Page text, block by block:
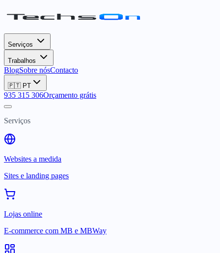
Serviços
Trabalhos
BlogSobre nósContacto
🇵🇹 PT
935 315 306Orçamento grátis
Serviços
Websites a medida
Sites e landing pages
Lojas online
E-commerce com MB e MBWay